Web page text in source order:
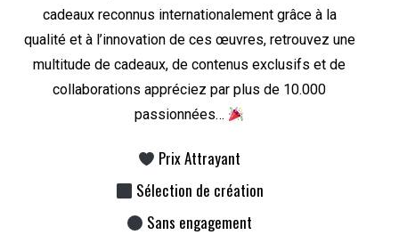
cadeaux reconnus internationalement grâce à la
qualité et à l’innovation de ces œuvres, retrouvez une
multitude de cadeaux, de contenus exclusifs et de
collaborations appréciez par plus de 10.000
passionnées…
Prix Attrayant
Sélection de création
Sans engagement